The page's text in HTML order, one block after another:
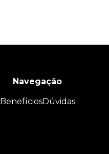
Navegação
BenefíciosDúvidas